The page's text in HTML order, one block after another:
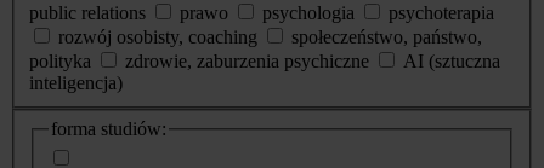
public relations
prawo psychologia
psychoterapia
rozwój osobisty, coaching
społeczeństwo, państwo,
polityka
zdrowie, zaburzenia psychiczne
AI (sztuczna
inteligencja)
dodatkowe
informacje
forma studiów: